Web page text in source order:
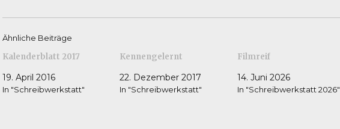
Ähnliche Beiträge
Kalenderblatt 2017
19. April 2016
In "Schreibwerkstatt"
Kennengelernt
22. Dezember 2017
In "Schreibwerkstatt"
Filmreif
14. Juni 2026
In "Schreibwerkstatt 2026"